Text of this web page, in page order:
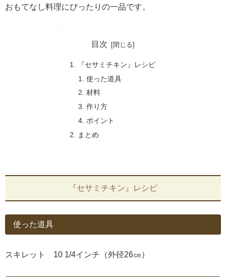
おもてなし料理にぴったりの一品です。
目次
『セサミチキン』レシピ
使った道具
材料
作り方
ポイント
まとめ
『セサミチキン』レシピ
使った道具
スキレット 10 1/4インチ（外径26㎝）